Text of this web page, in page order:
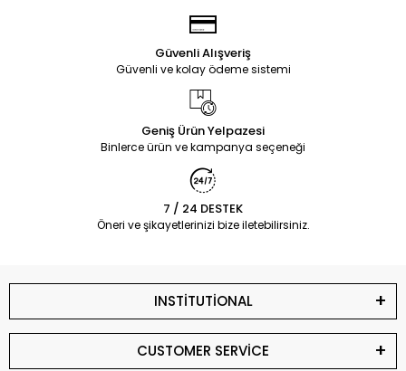
Güvenli Alışveriş
Güvenli ve kolay ödeme sistemi
Geniş Ürün Yelpazesi
Binlerce ürün ve kampanya seçeneği
7 / 24 DESTEK
Öneri ve şikayetlerinizi bize iletebilirsiniz.
INSTİTUTİONAL
CUSTOMER SERVİCE